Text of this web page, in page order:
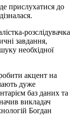
прислухатися до
розслідувачка
завдання,
необхідної
акцент на
дуже
баз даних та
викладач
Богдан